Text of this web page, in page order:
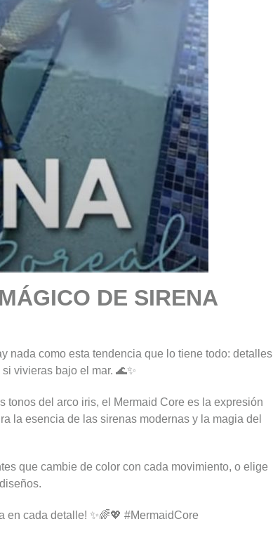
DE SIRENA
nada como esta tendencia que lo tiene todo: detalles
vivieras bajo el mar. 🌊✨
tonos del arco iris, el Mermaid Core es la expresión
la esencia de las sirenas modernas y la magia del
que cambie de color con cada movimiento, o elige
en cada detalle! ✨🌈💖 #MermaidCore